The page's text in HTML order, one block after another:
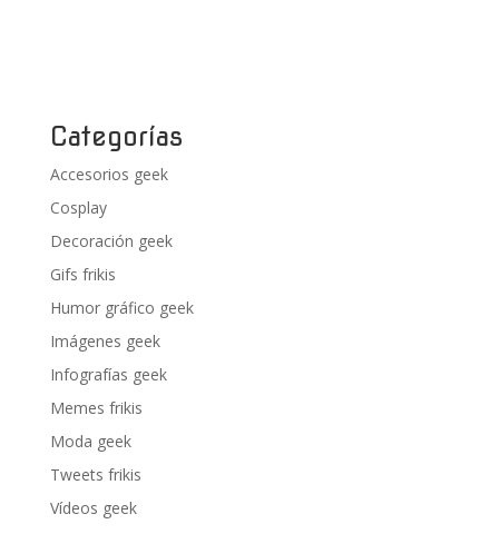
Categorías
Accesorios geek
Cosplay
Decoración geek
Gifs frikis
Humor gráfico geek
Imágenes geek
Infografías geek
Memes frikis
Moda geek
Tweets frikis
Vídeos geek